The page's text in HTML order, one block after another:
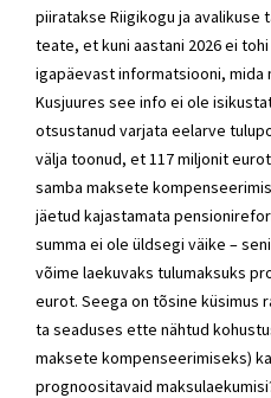
piiratakse Riigikogu ja avalikuse
teate, et kuni aastani 2026 ei
igapäevast informatsiooni, mida
Kusjuures see info ei ole
otsustanud varjata eelarve
välja toonud, et 117 miljonit
samba maksete
jäetud kajastamata
summa ei ole üldsegi väike –
võime laekuvaks tulumaksuks
eurot. Seega on tõsine küsimus
ta seaduses ette nähtud
maksete kompenseerimiseks)
prognoositavaid